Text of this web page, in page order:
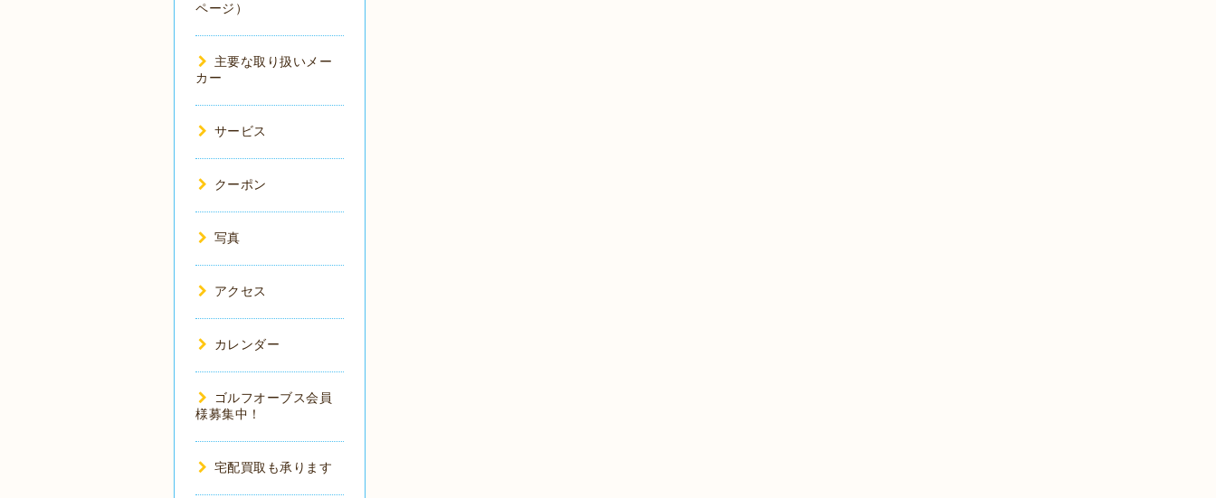
ページ）
主要な取り扱いメー
カー
サービス
クーポン
写真
アクセス
カレンダー
ゴルフオーブス会員
様募集中！
宅配買取も承ります